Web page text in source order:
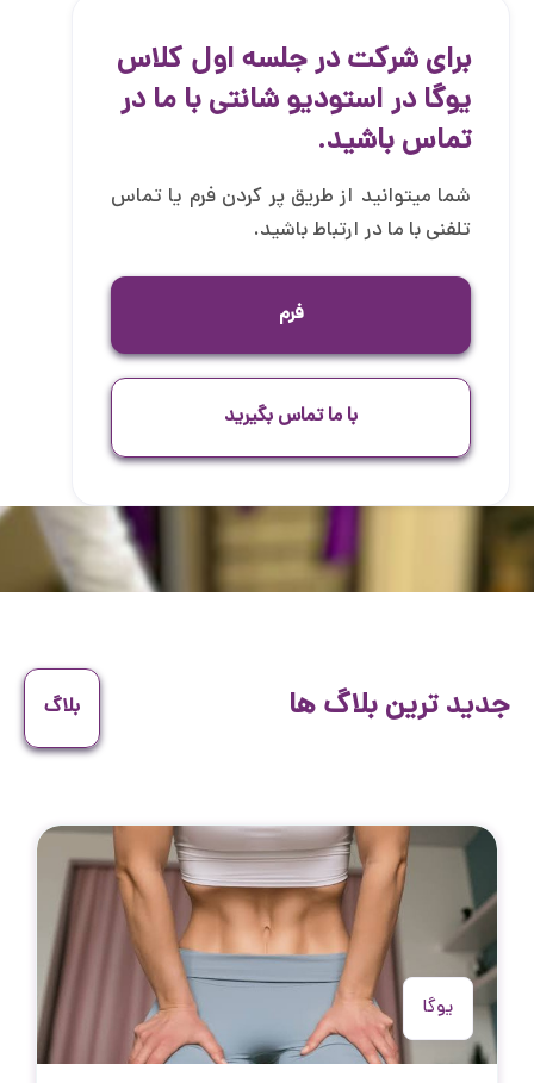
برای شرکت در جلسه اول کلاس
یوگا در استودیو شانتی با ما در
تماس باشید.
شما میتوانید از طریق پر کردن فرم یا تماس
تلفنی با ما در ارتباط باشید.
فرم
با ما تماس بگیرید
جدید ترین بلاگ ها بلاگ
یوگا